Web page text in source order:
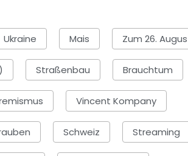
Ukraine Mais Zum 26.
Straßenbau Brauchtum
Vincent Kompany
Schweiz Streaming